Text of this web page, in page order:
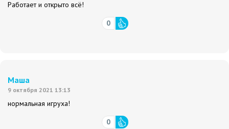
Работает и открыто всё!
0
Маша
9 октября 2021 13:13
нормальная игруха!
0